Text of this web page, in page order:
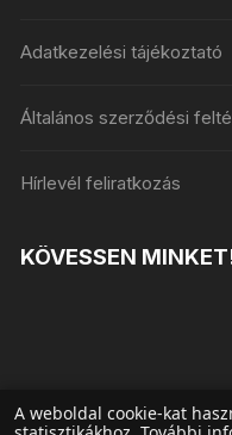
Adatkezelési tájékoztató
Általános szerződési
Hírlevél feliratkozás
KÖVESSEN
A weboldal cookie-kat